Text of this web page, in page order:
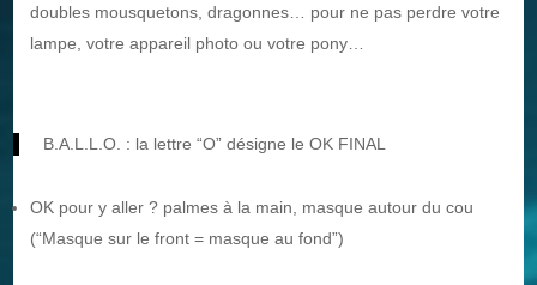
doubles mousquetons, dragonnes… pour ne pas perdre votre
lampe, votre appareil photo ou votre pony…
B.A.L.L.O. : la lettre “O” désigne le OK FINAL
OK pour y aller ? palmes à la main, masque autour du cou
(“Masque sur le front = masque au fond”)